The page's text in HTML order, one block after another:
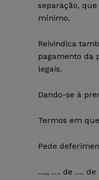
separação,
mínimo.
Reivindica
pagamento da
legais.
Dando-se à
Termos em
Pede
…., …. de …. de